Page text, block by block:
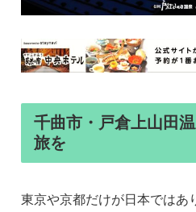
千曲市・戸倉上山田
旅を
東京や京都だけが日本ではあ